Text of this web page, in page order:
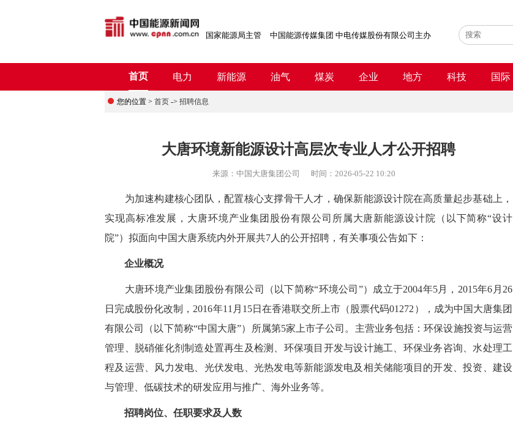
国家能源局主管 中国能源传媒集团 中电传媒股份有限公司主办
首页 电力 新能源 油气 煤炭 企业 地方 科技 国际
您的位置 > 首页 -> 招聘信息
大唐环境新能源设计高层次专业人才公开招聘
来源： 中国大唐集团公司 时间： 2026-05-22 10:20
为加速构建核心团队，配置核心支撑骨干人才，确保新能源设计院在高质量起步基础上，
实现高标准发展，大唐环境产业集团股份有限公司所属大唐新能源设计院（以下简称“设计
院”）拟面向中国大唐系统内外开展共7人的公开招聘，有关事项公告如下：
企业概况
大唐环境产业集团股份有限公司（以下简称“环境公司”）成立于2004年5月，2015年6月26
日完成股份化改制，2016年11月15日在香港联交所上市（股票代码01272），成为中国大唐集团
有限公司（以下简称“中国大唐”）所属第5家上市子公司。主营业务包括：环保设施投资与运营
管理、脱硝催化剂制造处置再生及检测、环保项目开发与设计施工、环保业务咨询、水处理工
程及运营、风力发电、光伏发电、光热发电等新能源发电及相关储能项目的开发、投资、建设
与管理、低碳技术的研发应用与推广、海外业务等。
招聘岗位、任职要求及人数